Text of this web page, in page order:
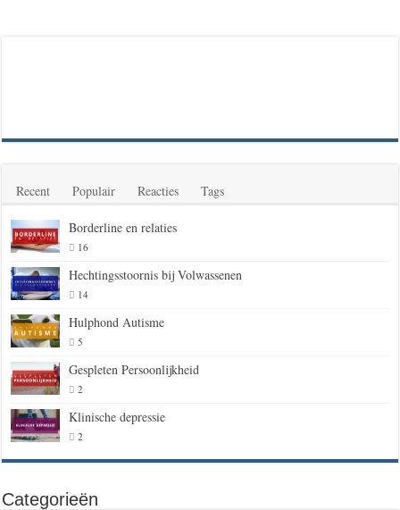
Recent Populair Reacties Tags
Borderline en relaties
16
Hechtingsstoornis bij Volwassenen
14
Hulphond Autisme
5
Gespleten Persoonlijkheid
2
Klinische depressie
2
Categorieën